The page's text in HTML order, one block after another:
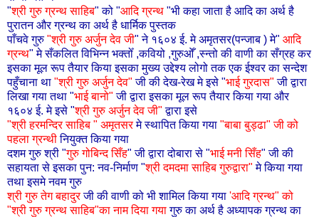
"श्रीगुरु ग्रन्थसाहिब" को "आदि ग्रन्थ "भी कहा जाता है आदि का अर्थ है
पुरातन और ग्रन्थ का अर्थ है धार्मिक पुस्तक
पाँचवे गुरु"श्री गुरु अर्जुन देवजी" ने १६०४ ई. मे अमृतसर(पन्जाब ) मे" आदि
ग्रन्थ" मे सँकलित विभिन्न भक्तोँ ,कवियो ,गुरुओँ ,स्न्तो की वाणी का सँग्रह कर
इसका मूल रूप तैयार किया इसका मुख्य उद्देश्य लोगो तक एक ईश्वर का सन्देश
पहुँचाना था "श्री गुरु अर्जुन देव" जी की देख-रेख मे इसे "भाई गुरदास" जी द्वारा
लिखा गया तथा "भाई बानो" जी द्वारा इसका मूल रूप तैयार किया गया और
१६०४ ई. मे इसे "श्री गुरु अर्जुन देव जी" द्वारा इसे
"श्री हरमन्दिर साहिब " अमृतसरमे स्थापित किया गया "बाबा बुड्ढा" जी को
पहला ग्रन्थीनियुक्त किया गया
दशम गुरु श्री "गुरु गोबिन्दसिँह" जी द्वारा दोबारा से "भाई मनीसिँह" जी की
सहायता से इसका पुन: नव-निर्माण "श्री दमदमा साहिब गुरुद्वारा" मे किया गया
तथा इसमे नवम गुरु
श्री गुरु तेग बहादुरजी की वाणी को भी शामिल किया गया 'आदि ग्रन्थ" को
"श्री गुरु ग्रन्थसाहिब"का नाम दिया गयागुरु का अर्थ है अध्यापक ग्रन्थ का